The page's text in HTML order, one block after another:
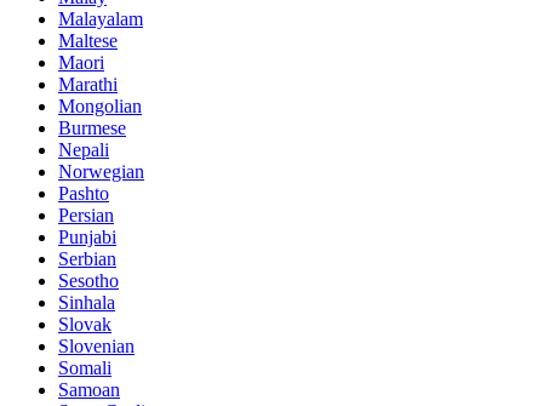
Malayalam
Maltese
Maori
Marathi
Mongolian
Burmese
Nepali
Norwegian
Pashto
Persian
Punjabi
Serbian
Sesotho
Sinhala
Slovak
Slovenian
Somali
Samoan